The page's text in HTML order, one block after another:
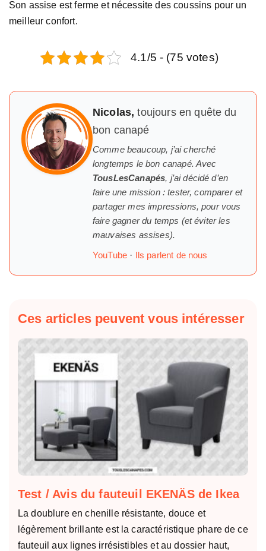
Son assise est ferme et nécessite des coussins pour un
meilleur confort.
4.1/5 - (75 votes)
Nicolas,toujours en quête du
bon canapé
Comme beaucoup, j’ai cherché
longtemps lebon canapé. Avec
TousLesCanapés, j’ai décidé d’en
faire une mission : tester, comparer et
partager mes impressions, pour vous
faire gagner du temps (et éviter les
mauvaises assises).
YouTube · Ils parlent de nous
Ces articles peuvent vous intéresser
Test / Avis du fauteuil EKENÄS de Ikea
La doublure en chenille résistante, douce et
légèrement brillante est la caractéristique phare de ce
fauteuil aux lignes irrésistibles et au dossier haut,